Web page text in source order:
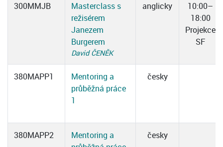
300MMJB
Masterclass s
režisérem
Janezem
Burgerem
David ČENĚK
anglicky
10:00–
18:00
Projekce
SF
380MAPP1
Mentoring a
průběžná práce
1
česky
380MAPP2
Mentoring a
česky